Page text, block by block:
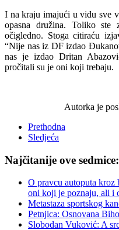
I na kraju imajući u vidu sve
opasna družina. Toliko
očigledno. Stoga citiraću
“Nije nas iz DF izdao
nas je izdao Dritan
pročitali su je oni koji trebaju.
Autorka je
Prethodna
Sledjeća
Najčitanije ove sedmice:
O pravcu autoputa kroz
oni koji je poznaju, ali i
Metastaza sportskog
Petnjica: Osnovana
Slobodan Vuković: A